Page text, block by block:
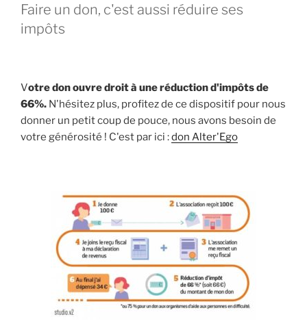
Faire un don, c'est aussi réduire ses
impôts
Votre don ouvre droit à une réduction d'impôts de
66%. N'hésitez plus, profitez de ce dispositif pour nous
donner un petit coup de pouce, nous avons besoin de
votre générosité ! C'est par ici :don Alter'Ego